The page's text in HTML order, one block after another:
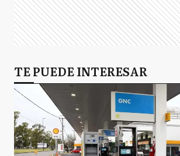
AB Almirante Brown
A Arrecifes
A Avellaneda
TE PUEDE INTERESAR